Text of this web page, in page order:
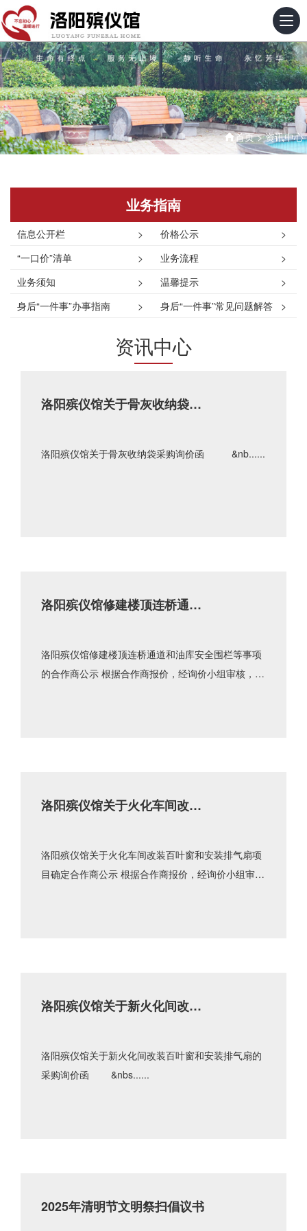
首页>资讯中心
业务指南
>
信息公开栏 >
价格公示
>
“一口价”清单 >
业务流程
>
业务须知 >
温馨提示
>
身后“一件事”办事指南 >
身后“一件事”常见问题解答
资讯中心
洛阳殡仪馆关于骨灰收纳袋采
洛阳殡仪馆关于骨灰收纳袋采购询价函 &nb......
洛阳殡仪馆修建楼顶连桥通道
商公示
洛阳殡仪馆修建楼顶连桥通道和油库安全围栏等事项
的合作商公示 根据合作商报价，经询价小组审核，确
洛阳殡仪馆关于火化车间改装
合作商公示
洛阳殡仪馆关于火化车间改装百叶窗和安装排气扇项
目确定合作商公示 根据合作商报价，经询价小组审
洛阳殡仪馆关于新火化间改装
价函
洛阳殡仪馆关于新火化间改装百叶窗和安装排气扇的
采购询价函 &nbs......
2025年清明节文明祭扫倡议书